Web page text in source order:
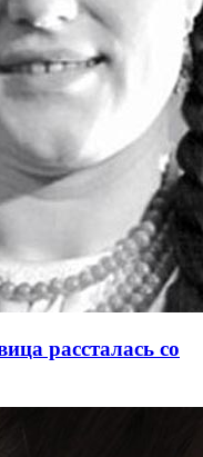
рассталась со